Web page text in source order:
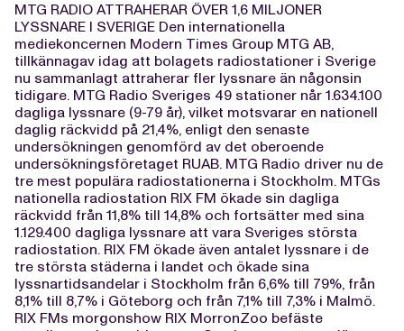
MTG RADIO ATTRAHERAR ÖVER 1,6 MILJONER
LYSSNARE I SVERIGE Den internationella
mediekoncernen Modern Times Group MTG AB,
tillkännagav idag att bolagets radiostationer i Sverige
nu sammanlagt attraherar fler lyssnare än någonsin
tidigare. MTG Radio Sveriges 49 stationer når 1.634.100
dagliga lyssnare (9-79 år), vilket motsvarar en nationell
daglig räckvidd på 21,4%, enligt den senaste
undersökningen genomförd av det oberoende
undersökningsföretaget RUAB. MTG Radio driver nu de
tre mest populära radiostationerna i Stockholm. MTGs
nationella radiostation RIX FM ökade sin dagliga
räckvidd från 11,8% till 14,8% och fortsätter med sina
1.129.400 dagliga lyssnare att vara Sveriges största
radiostation. RIX FM ökade även antalet lyssnare i de
tre största städerna i landet och ökade sina
lyssnartidsandelar i Stockholm från 6,6% till 79%, från
8,1% till 8,7% i Göteborg och från 7,1% till 7,3% i Malmö.
RIX FMs morgonshow RIX MorronZoo befäste